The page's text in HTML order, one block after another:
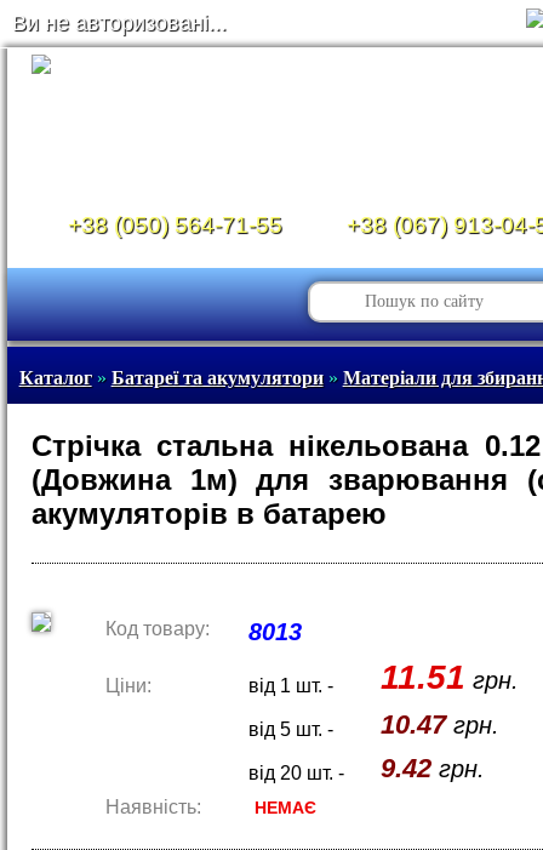
Ви не авторизовані...
+38 (050) 564-71-55 +38 (067) 913-04-
Каталог» Батареї та акумулятори» Матеріали для
Стрічка стальна нікельована
(Довжина 1м) для зварювання
акумуляторів в батарею
Код товару: 8013
Ціни: від 1 шт. - 11.51 грн.
від 5 шт. - 10.47грн.
від 20 шт. - 9.42грн.
Наявність: НЕМАЄ